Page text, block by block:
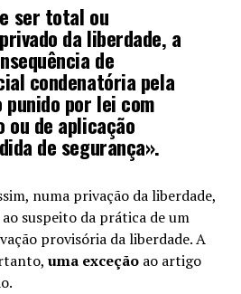
ser total ou
da liberdade, a
de
condenatória pela
por lei com
ou de aplicação
de segurança».
numa privação da liberdade,
suspeito da prática de um
provisória da liberdade. A
uma exceção ao artigo